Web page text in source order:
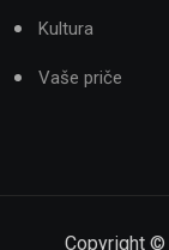
Kultura
Vaše priče
Copyright ©